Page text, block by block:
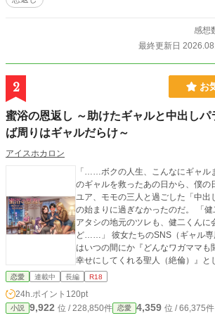
れた上、生まれ変わってもこの呪いは消えることなく
でのレクシアの目的は、彼を呪いから守りつつ、その
彼を生かすために。前世で彼がそうしてくれたように。 とはいえ、何
とぼやくこともしばしば。 「まあいいや……呪いを解いてさっさと国に帰りま
すかね」 やれやれと小さなため息と共に、穏やかな余生に想いを馳せなが
ら、 今日も今日とて旦那様の命を守る、そんなレ
感想
最終更新日
2 お
蜜浴の恩返し ～助けたギャルと中出しパ
ば周りはギャルだらけ～
アイスホカロン
「……ボクの人生、こんなにギャル
のギャルを救ったあの日から、僕の
ユア、モモの三人と過ごした「中出
の始まりに過ぎなかったのだ。 「
アタシの地元のツレも、健二くんに
ど……」 彼女たちのSNS（ギャル専
はいつの間にか『どんなワガママも
幸せにしてくれる聖人（絶倫）』と
入れ替わり立ち替わり、僕の元を訪
人、また一人と「ボクの味」を覚え
た表情で僕の種を強請ってくる。 「
恋愛 連載中 長編 R18
24h.ポイント 120pt
小説 9,922 位 / 228,850件 恋愛 4,359 位 / 66,375件